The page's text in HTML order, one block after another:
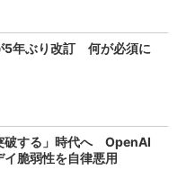
5年ぶり改訂 何が必須に
破する」時代へ OpenAI
脆弱性を自律悪用